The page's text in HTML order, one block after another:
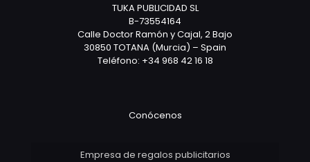
TUKA PUBLICIDAD SL
B-73554164
Calle Doctor Ramón y Cajal, 2 Bajo
30850 TOTANA (Murcia) – Spain
Teléfono: +34 968 42 16 18
Conócenos
Empresa de regalos publicitarios